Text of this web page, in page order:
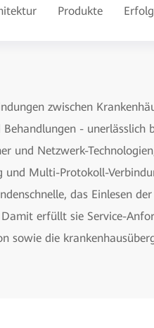
Produkte
zwischen
Behandlungen -
und Netzwerk-
und Multi-Protokoll-
das Einlesen
erfüllt sie Service-
sowie die